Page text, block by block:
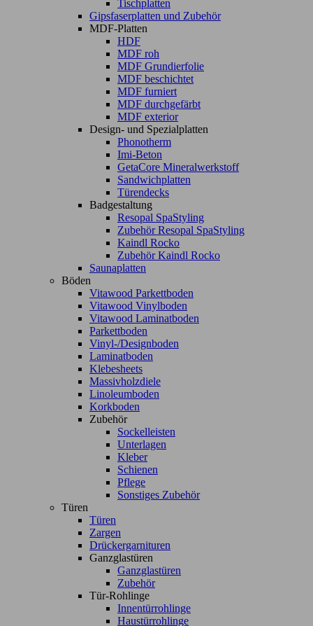
Tischplatten
Gipsfaserplatten und Zubehör
MDF-Platten
HDF
MDF roh
MDF Grundierfolie
MDF beschichtet
MDF furniert
MDF durchgefärbt
MDF exterior
Design- und Spezialplatten
Phonotherm
Imi-Beton
GetaCore Mineralwerkstoff
Sandwichplatten
Türendecks
Badgestaltung
Resopal SpaStyling
Zubehör Resopal SpaStyling
Kaindl Rocko
Zubehör Kaindl Rocko
Saunaplatten
Böden
Vitawood Parkettboden
Vitawood Vinylboden
Vitawood Laminatboden
Parkettboden
Vinyl-/Designboden
Laminatboden
Klebesheets
Massivholzdiele
Linoleumboden
Korkboden
Zubehör
Sockelleisten
Unterlagen
Kleber
Schienen
Pflege
Sonstiges Zubehör
Türen
Türen
Zargen
Drückergarnituren
Ganzglastüren
Ganzglastüren
Zubehör
Tür-Rohlinge
Innentürrohlinge
Haustürrohlinge